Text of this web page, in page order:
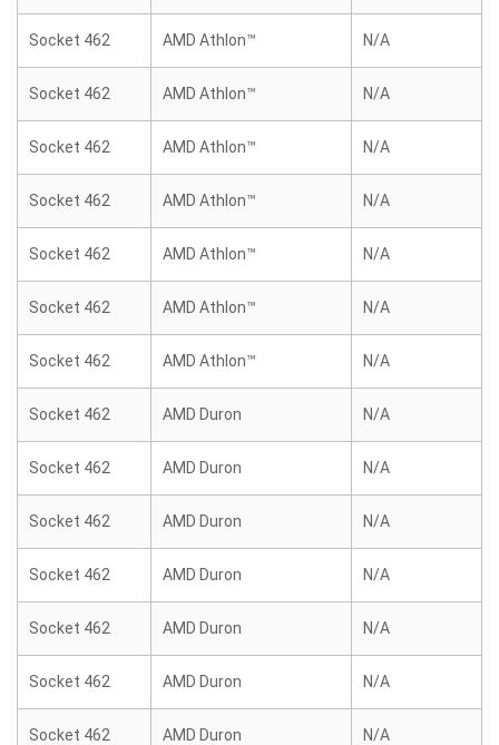
Socket 462 AMD Athlon™ N/A
Socket 462 AMD Athlon™ N/A
Socket 462 AMD Athlon™ N/A
Socket 462 AMD Athlon™ N/A
Socket 462 AMD Athlon™ N/A
Socket 462 AMD Athlon™ N/A
Socket 462 AMD Athlon™ N/A
Socket 462 AMD Duron N/A
Socket 462 AMD Duron N/A
Socket 462 AMD Duron N/A
Socket 462 AMD Duron N/A
Socket 462 AMD Duron N/A
Socket 462 AMD Duron N/A
Socket 462 AMD Duron N/A